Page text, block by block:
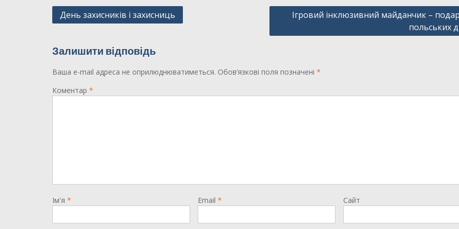
Навігація
День захисників і захисниць
Ігровий інклюзивний майданчик –
польських
Залишити відповідь
Ваша e-mail адреса не оприлюднюватиметься. Обов’язкові поля позначені *
Коментар *
Ім'я * Email * Сайт